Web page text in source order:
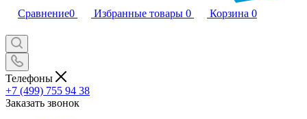
Сравнение0 Избранные товары 0 Корзина 0
Телефоны
+7 (499) 755 94 38
Заказать звонок